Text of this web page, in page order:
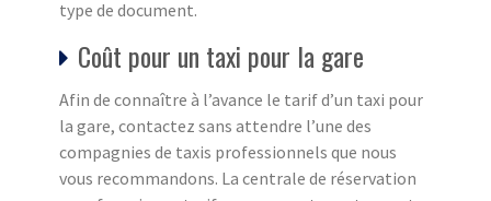
type de document.
Coût pour un taxi pour la gare
Afin de connaître à l’avance le tarif d’un taxi pour
la gare, contactez sans attendre l’une des
compagnies de taxis professionnels que nous
vous recommandons. La centrale de réservation